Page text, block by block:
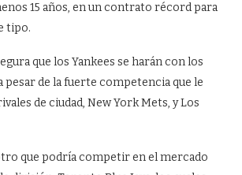
15 años, en un contrato récord para
tipo.
que los Yankees se harán con los
pesar de la fuerte competencia que le
de ciudad, New York Mets, y Los
que podría competir en el mercado